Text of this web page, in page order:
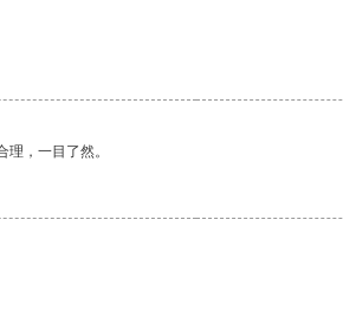
，一目了然。